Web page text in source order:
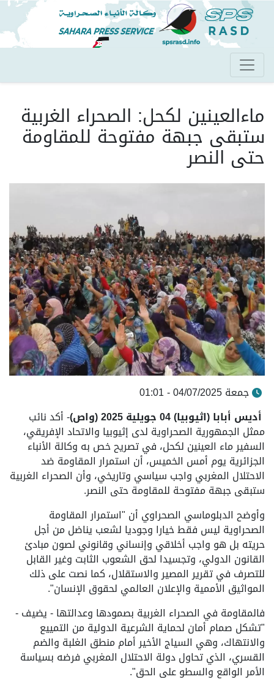
تجاوز
إلى
المحتوى
الرئيسي
ماءالعينين لكحل: الصحراء الغربية
ستبقى جبهة مفتوحة للمقاومة
حتى النصر
جمعة 04/07/2025 - 01:01
أديس أبابا (اثيوبيا) 04 جويلية 2025 (واص)
- أكد نائب
ممثل الجمهورية الصحراوية لدى إثيوبيا والاتحاد الإفريقي،
السفير ماء العينين لكحل، في تصريح خص به وكالة الأنباء
الجزائرية يوم أمس الخميس، أن استمرار المقاومة ضد
الاحتلال المغربي واجب سياسي وتاريخي، وأن الصحراء الغربية
ستبقى جبهة مفتوحة للمقاومة حتى النصر.
وأوضح الدبلوماسي الصحراوي أن "استمرار المقاومة
الصحراوية ليس فقط خيارا وجوديا لشعب يناضل من أجل
حريته بل هو واجب أخلاقي وإنساني وقانوني لصون مبادئ
القانون الدولي، وتجسيدا لحق الشعوب الثابت وغير القابل
للتصرف في تقرير المصير والاستقلال، كما نصت على ذلك
المواثيق الأممية والإعلان العالمي لحقوق الإنسان".
فالمقاومة في الصحراء الغربية بصمودها وعدالتها - يضيف -
"تشكل صمام أمان لحماية الشرعية الدولية من التمييع
والانتهاك، وهي السياج الأخير أمام منطق الغلبة والضم
القسري، الذي تحاول دولة الاحتلال المغربي فرضه بسياسة
الأمر الواقع والسطو على الحق".